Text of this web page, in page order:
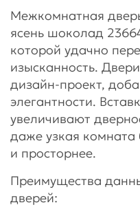
Межкомнатная
ясень шоколад
которой удачно
изысканность.
дизайн-проект,
элегантности.
увеличивают
даже узкая комната
и просторнее.
Преимущества
дверей: